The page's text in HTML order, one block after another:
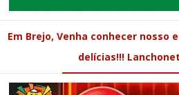
Em Brejo, Venha conhecer nosso
delícias!!!